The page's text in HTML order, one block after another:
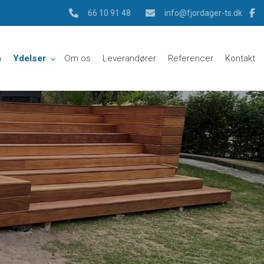
66 10 91 48 info@fjordager-ts.dk
Ydelser Om os Leverandører Referencer Kontakt